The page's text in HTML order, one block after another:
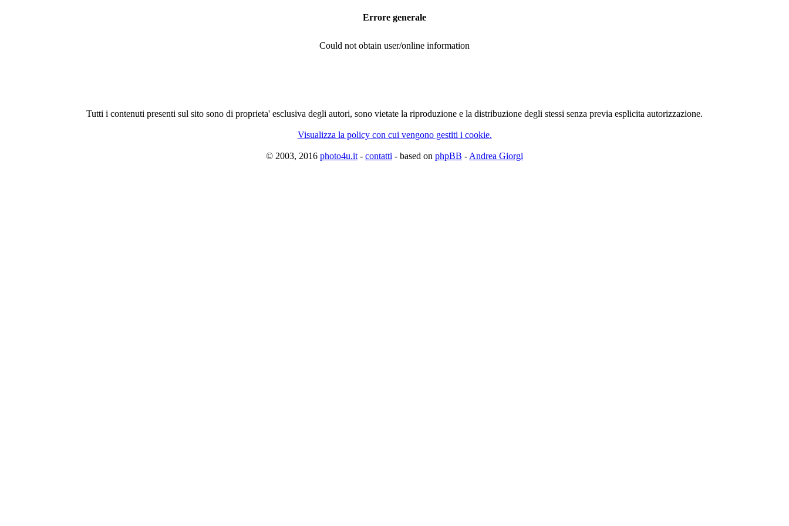
Errore generale
Could not obtain user/online information
Tutti i contenuti presenti sul sito sono di proprieta' esclusiva degli autori, sono vietate la riproduzione e la distribuzione degli stessi senza previa esplicita autorizzazione.
Visualizza la policy con cui vengono gestiti i cookie.
© 2003, 2016 photo4u.it - contatti - based on phpBB - Andrea Giorgi